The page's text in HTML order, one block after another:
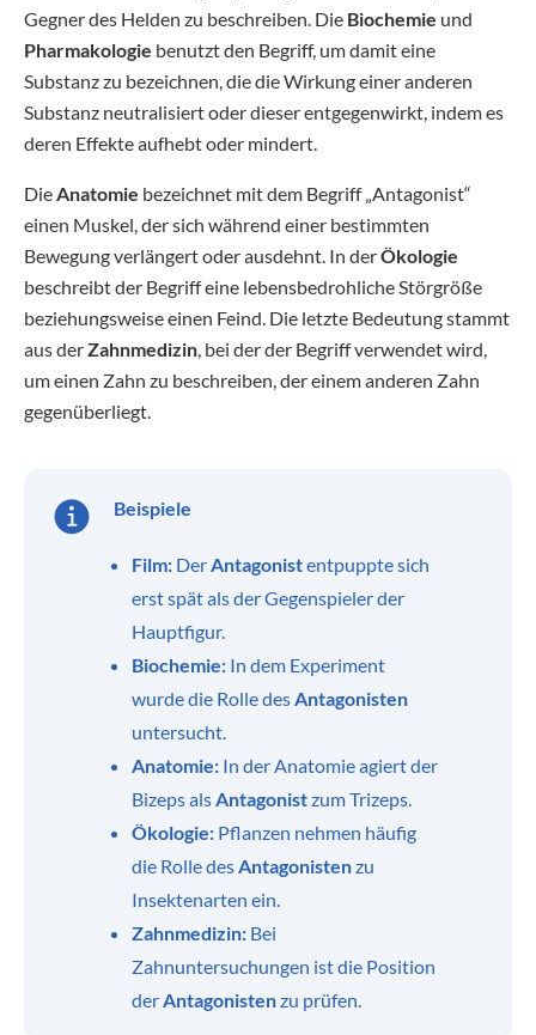
Gegner des Helden zu beschreiben. Die Biochemie und
Pharmakologie benutzt den Begriff, um damit eine
Substanz zu bezeichnen, die die Wirkung einer anderen
Substanz neutralisiert oder dieser entgegenwirkt, indem es
deren Effekte aufhebt oder mindert.
DieAnatomie bezeichnet mit dem Begriff „Antagonist“
einen Muskel, der sich während einer bestimmten
Bewegung verlängert oder ausdehnt. In derÖkologie
beschreibt der Begriff eine lebensbedrohliche Störgröße
beziehungsweise einen Feind. Die letzte Bedeutung stammt
aus derZahnmedizin, bei der der Begriff verwendet wird,
um einen Zahn zu beschreiben, der einem anderen Zahn
gegenüberliegt.
Beispiele
Film: DerAntagonistentpuppte sich
erst spät als der Gegenspieler der
Hauptfigur.
Biochemie: In dem Experiment
wurde die Rolle desAntagonisten
untersucht.
Anatomie: In der Anatomie agiert der
Bizeps alsAntagonistzum Trizeps.
Ökologie: Pflanzen nehmen häufig
die Rolle desAntagonistenzu
Insektenarten ein.
Zahnmedizin: Bei
Zahnuntersuchungen ist die Position
derAntagonistenzu prüfen.